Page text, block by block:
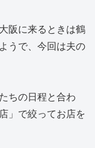
阪に来るときは鶴
うで、今回は夫の
ちの日程と合わ
」で絞ってお店を